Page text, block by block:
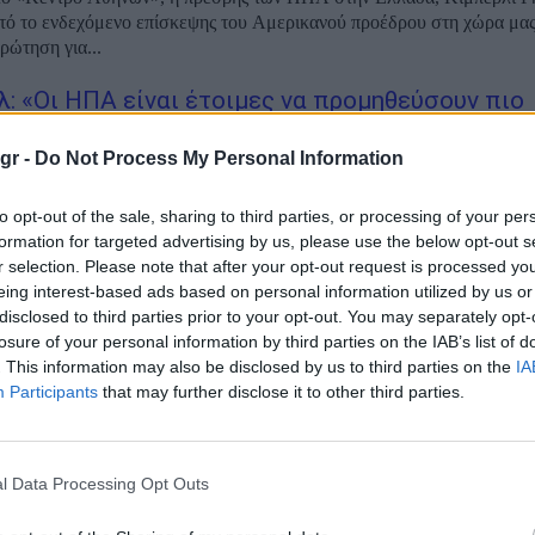
- Do Not Process My Personal Information
opt-out of the sale, sharing to third parties, or processing of your
for targeted advertising by us, please use the below opt-out
selection. Please note that after your opt-out request is processed
interest-based ads based on personal information utilized by us
to third parties prior to your opt-out. You may separately
of your personal information by third parties on the IAB’s list of
This information may also be disclosed by us to third parties on the
Participants that may further disclose it to other third parties.
Data Processing Opt Outs
το ενδεχόμενο επίσκεψης του Αμερικανού προέδρου στη χώρα
για...
«Οι ΗΠΑ είναι έτοιμες να προμηθεύσουν πιο
πρόεδρος έχει καταστήσει σαφές ότι η κατάργηση της εξάρτησης
ενέργεια αποτελεί προτεραιότητα», αναφέρει η πρέσβης των ΗΠΑ
ανάρτησή της στην πλατφόρμα «Χ». Όπως επισημαίνει, η υιοθέτηση
Γκιλφόιλ: «Σταθερός σύμμαχος του ΝΑΤΟ η
ο εκσυγχρονισμός των Ενόπλων
έχει επιτύχει με συνέπεια τους στόχους για τις αμυντικές δαπάνες,